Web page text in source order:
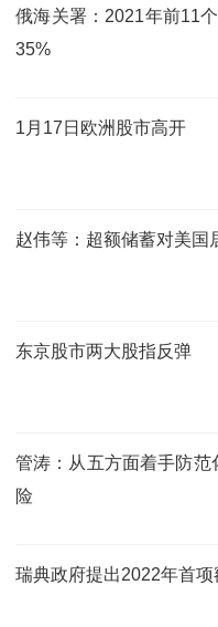
俄海关署：2021年前11
35%
1月17日欧洲股市高开
赵伟等：超额储蓄对美国
东京股市两大股指反弹
管涛：从五方面着手防
险
瑞典政府提出2022年首